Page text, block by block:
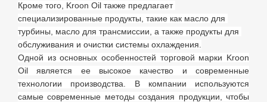
Кроме того, Kroon Oil также предлагает
специализированные продукты, такие как масло для
турбины, масло для трансмиссии, а также продукты для
обслуживания и очистки системы охлаждения.
Одной из основных особенностей торговой марки Kroon
Oil является ее высокое качество и современные
технологии производства. В компании используются
самые современные методы создания продукции, чтобы